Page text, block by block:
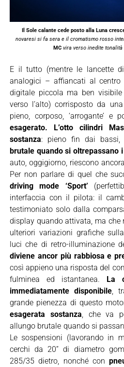
Il Sole calante cede posto alla Luna
novaresi si fa sera e il cromatismo rosso
MC vira verso inedite
E il tutto (mentre le lancette
analogici – affiancati al centro
digitale piccola ma ben
verso l’alto) corrisposto da una
pieno, corposo, ‘arrogante’ e
esagerato. L’otto cilindri
sostanza: pieno fin dai
brutale quando si oltrepassano
auto, oggigiorno, riescono ancora
Per non parlare di quel che
driving mode ‘Sport’
interfaccia con il pilota: il
testimoniato solo dalla
display quando attivata, ma che
ulteriori variazioni grafiche
luci che di retro-illuminazione
diviene ancor più rabbiosa e
così appieno una risposta del
fulminea ed istantanea. La
immediatamente disponibile,
grande pienezza di questo
esagerata sostanza , che va
allungo brutale quando si
Le sospensioni (lavorando in
cerchi da 20” di diametro
285/35 dietro, nonché con